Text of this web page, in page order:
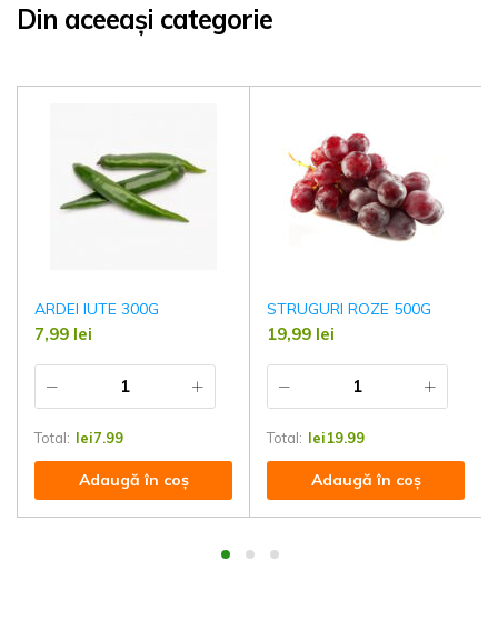
Din aceeași categorie
ARDEI IUTE 300G
7,99 lei
Total: lei7.99
Adaugă în coș
STRUGURI ROZE 500G
19,99 lei
Total: lei19.99
Adaugă în coș